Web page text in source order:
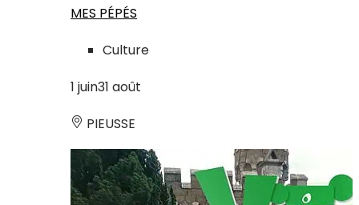
MES PÉPÉS
Culture
1 juin31 août
PIEUSSE